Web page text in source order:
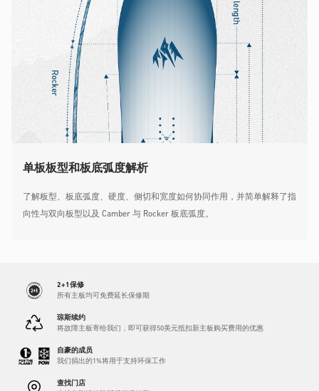
单板板型和板底弧度解析
了解板型、板底弧度、硬度、侧切和宽度如何协同作用，并简单解释了指
向性与双向板型以及 Camber 与 Rocker 板底弧度。
2+1保修
所有主板均可免费延长保修期
琼斯续约
将故障主板寄给我们，即可获得50美元抵扣新主板购买费用的优惠
自豪的成员
我们捐出的1%将用于支持环保工作
查找门店